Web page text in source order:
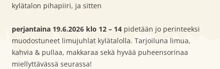
kylätalon pihapiiri, ja sitten
perjantaina 19.6.2026 klo 12 – 14 pidetään jo perinteeksi
muodostuneet limujuhlat kylätalolla. Tarjoiluna limua,
kahvia & pullaa, makkaraa sekä hyvää puheensorinaa
miellyttävässä seurassa!